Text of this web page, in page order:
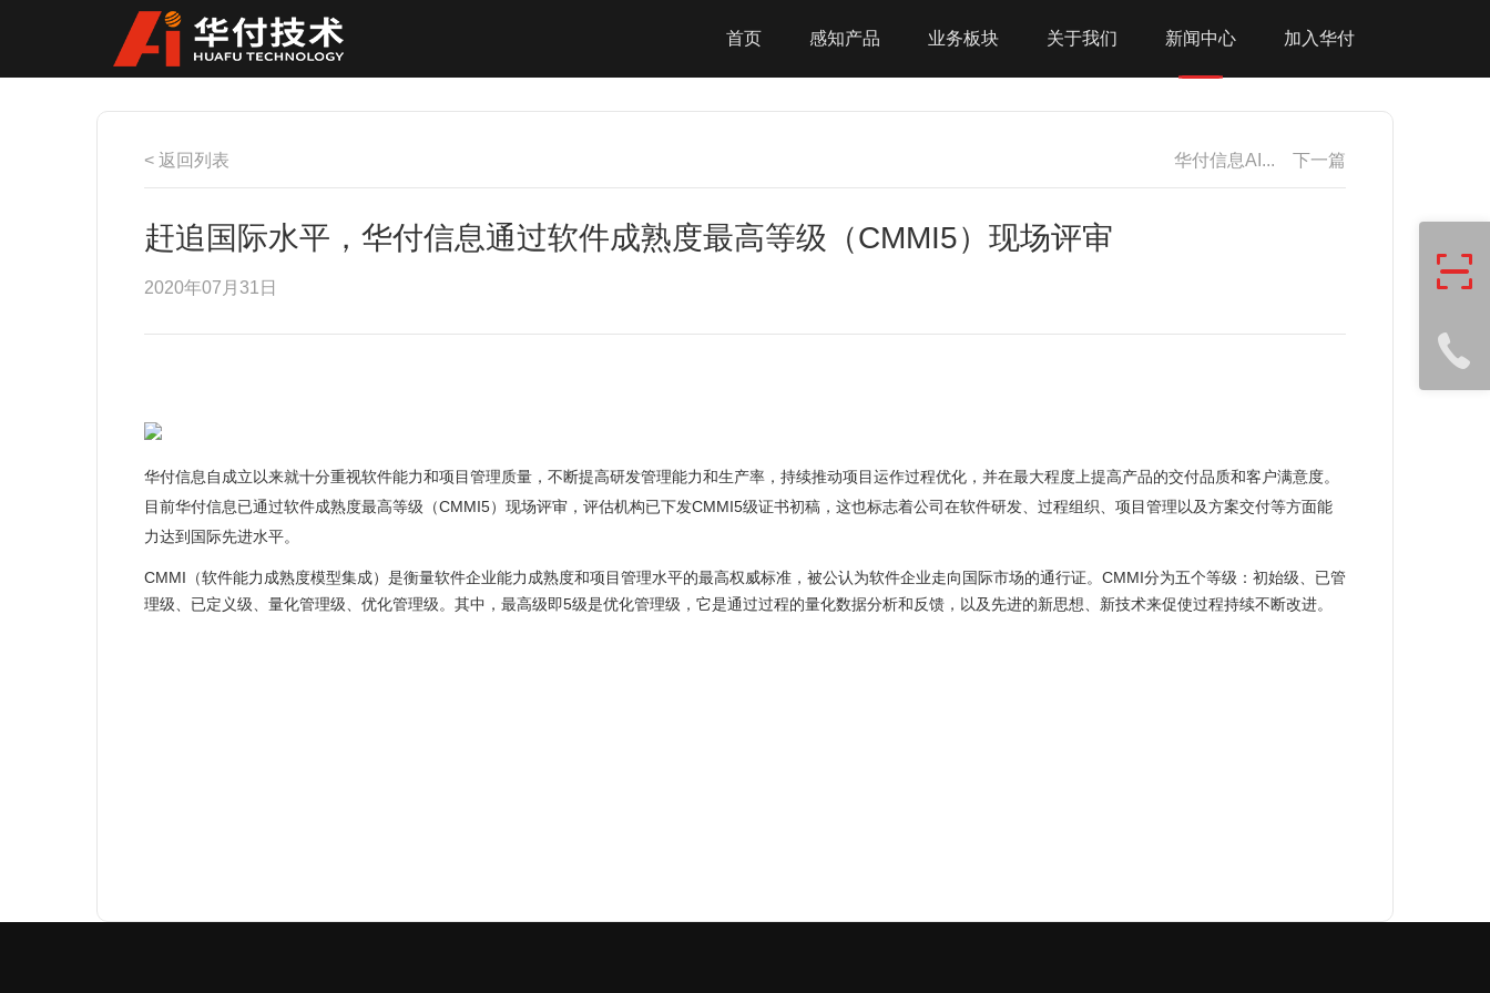
首页 感知产品 业务板块 关于我们 新闻中心 加入华付
< 返回列表 华付信息AI... 下一篇
赶追国际水平，华付信息通过软件成熟度最高等级（CMMI5）现场评审
2020年07月31日
华付信息自成立以来就十分重视软件能力和项目管理质量，不断提高研发管理能力和生产率，持续推动项目运作过程优化，并在最大程度上提高产品的交付品质和客户满意度。
目前华付信息已通过软件成熟度最高等级（CMMI5）现场评审，评估机构已下发CMMI5级证书初稿，这也标志着公司在软件研发、过程组织、项目管理以及方案交付等方面能
力达到国际先进水平。
CMMI（软件能力成熟度模型集成）是衡量软件企业能力成熟度和项目管理水平的最高权威标准，被公认为软件企业走向国际市场的通行证。CMMI分为五个等级：初始级、已管
理级、已定义级、量化管理级、优化管理级。其中，最高级即5级是优化管理级，它是通过过程的量化数据分析和反馈，以及先进的新思想、新技术来促使过程持续不断改进。